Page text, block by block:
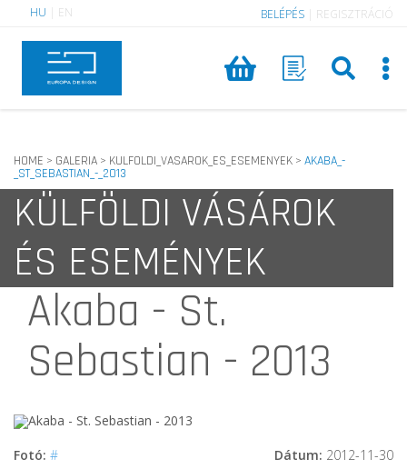
HU EN BELÉPÉS REGISZTRÁCIÓ
HOME > GALERIA > KULFOLDI_VASAROK_ES_ESEMENYEK > AKABA_-
_ST_SEBASTIAN_-_2013
KÜLFÖLDI VÁSÁROK
ÉS ESEMÉNYEK
Akaba - St.
Sebastian - 2013
Fotó: # Dátum: 2012-11-30